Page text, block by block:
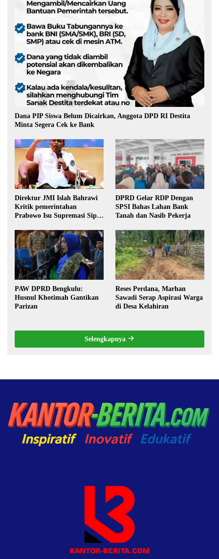
Dana PIP Siswa Belum Dicairkan, Anggota DPD RI Destita
Minta Segera Cek ke Bank
Direktur JMI Islah Bahrawi
Kritik pemerintahan
Prabowo Isu Supremasi Sipil,
Pilkada oleh DPRD
DPRD Gelar RDP Dengan
SPSI Bahas Lahan Bank
Tanah dan Nasib Pekerja
PAW DPRD Bengkulu:
Husnul Khotimah Gantikan
Parizan
Reses Perdana, Marhan
Sawadi Serap Aspirasi Warga
di Desa Kelahiran
Selengkapnya